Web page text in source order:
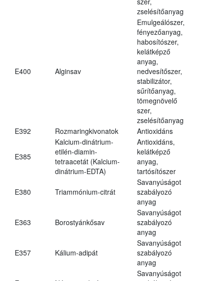
zselésítőanyag
E400 Alginsav
Emulgeálószer,
fényezőanyag,
habosítószer,
kelátképző
anyag,
nedvesítőszer,
stabilizátor,
sűrítőanyag,
tömegnövelő
szer,
zselésítőanyag
E392
Rozmaringkivonatok Antioxidáns
E385
Kalcium-dinátrium-
etilén-diamin-
tetraacetát (Kalcium-
dinátrium-EDTA)
Antioxidáns,
kelátképző
anyag,
tartósítószer
E380 Triammónium-citrát
Savanyúságot
szabályozó
anyag
E363 Borostyánkősav
Savanyúságot
szabályozó
anyag
E357 Kálium-adipát
Savanyúságot
szabályozó
anyag
Savanyúságot